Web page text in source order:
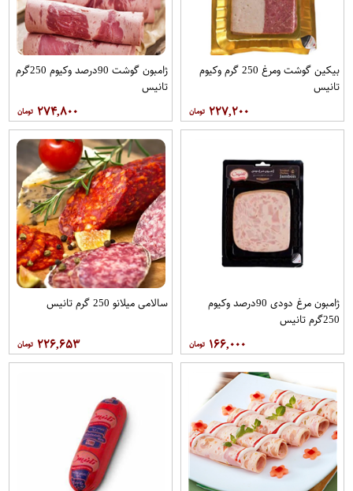
بیکین گوشت ومرغ 250 گرم وکیوم
تانیس
۲۲۷,۲۰۰
ژامبون گوشت 90درصد وکیوم 250گرم
تانیس
۲۷۴,۸۰۰
ژامبون مرغ دودی 90درصد وکیوم
250گرم تانیس
۱۶۶,۰۰۰
سالامی میلانو 250 گرم تانیس
۲۲۶,۶۵۳